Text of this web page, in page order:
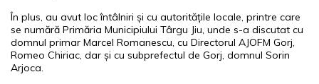
În plus, au avut loc întâlniri și cu autoritățile locale, printre care
se numără Primăria Municipiului Târgu Jiu, unde s-a discutat cu
domnul primar Marcel Romanescu, cu Directorul AJOFM Gorj,
Romeo Chiriac, dar și cu subprefectul de Gorj, domnul Sorin
Arjoca.